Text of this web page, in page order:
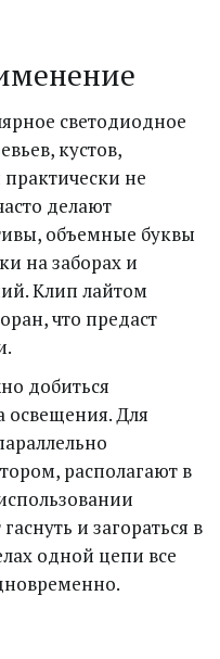
светодиодное
кустов,
не
делают
объемные буквы
на заборах и
Клип лайтом
что предаст
добиться
освещения. Для
располагают в
и загораться в
одной цепи все